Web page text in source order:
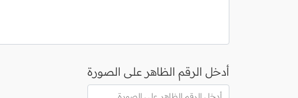
أدخل الرقم الظاهر على الصورة